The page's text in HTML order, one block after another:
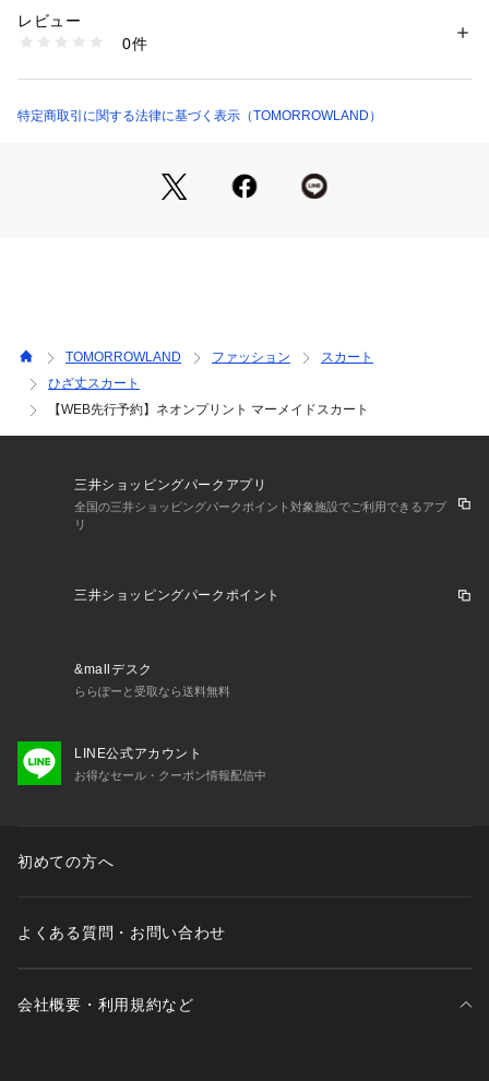
ウエストはゴム仕様なので着脱しやすいのも嬉しいポイント。
どんなトップスと合わせてもブランドらしいモードさのある着
■素材情報
2025AW商品
店舗にお問い合わせの際は、下記の商品番号をお申し付けくだ
さい。
※※予約商品の注意事項※※
・こちらの画像はサンプルを使用しています。
店頭販売より遅れる場合がございます。
生産国：日本
洗濯：手洗い、漂白不可、タンブル乾燥不可、自然乾燥、アイロン仕上げ
※詳しい洗濯方法については、商品の品質表示タグをご覧ください
22055405307 （ショップ）
レビュー
0件
特定商取引に関する法律に基づく表示（TOMORROWLAND）
TOMORROWLAND ファッション
スカート
ひざ丈スカート
【WEB先行予約】ネオンプリント マーメイドスカート
三井ショッピングパークアプリ
全国の三井ショッピングパークポイント対象施設でご利用できるアプ
リ
三井ショッピングパークポイント
&mallデスク
ららぽーと受取なら送料無料
LINE公式アカウント
お得なセール・クーポン情報配信中
初めての方へ
よくある質問・お問い合わせ
会社概要・利用規約など